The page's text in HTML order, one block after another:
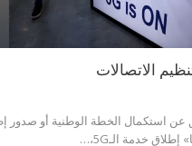
انطلاقة في مواجهة
منذ إقرار قانون الاتصالات رقم 431 عام 2002، لم